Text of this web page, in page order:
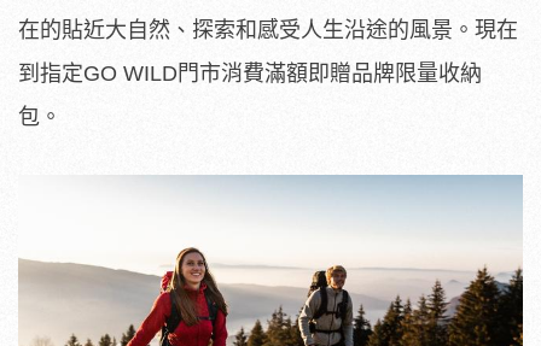
在的貼近大自然、探索和感受人生沿途的風景。現在
到指定GO WILD門市消費滿額即贈品牌限量收納
包。